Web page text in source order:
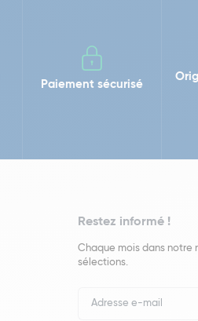
Paiement sécurisé
Restez informé !
Chaque mois dans notre
sélections.
Newsletter